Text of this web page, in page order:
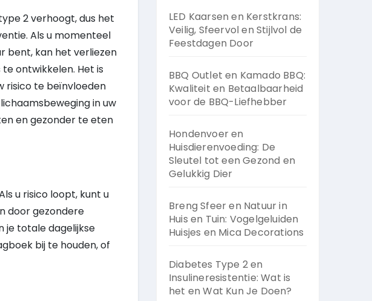
2 verhoogt, dus het
Als u momenteel
bent, kan het verliezen
ontwikkelen. Het is
risico te beïnvloeden
in uw
en gezonder te eten
u risico loopt, kunt u
door gezondere
je totale dagelijkse
bij te houden, of
LED Kaarsen en Kerstkrans:
Veilig, Sfeervol en Stijlvol de
Feestdagen Door
BBQ Outlet en Kamado BBQ:
Kwaliteit en Betaalbaarheid
voor de BBQ-Liefhebber
Hondenvoer en
Huisdierenvoeding: De
Sleutel tot een Gezond en
Gelukkig Dier
Breng Sfeer en Natuur in
Huis en Tuin: Vogelgeluiden
Huisjes en Mica Decorations
Diabetes Type 2 en
Insulineresistentie: Wat is
het en Wat Kun Je Doen?